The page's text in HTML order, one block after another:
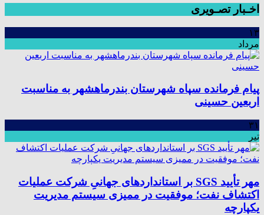
اخـبار تصـویری
۱۳
مرداد
پیام فرمانده سپاه شهرستان بندرماهشهر به مناسبت
اربعین حسینی
۳۱
تیر
مهر تأیید SGS بر استانداردهای جهانیِ شرکت عملیات
اکتشاف نفت؛ موفقیت در ممیزی سیستم مدیریت
یکپارچه